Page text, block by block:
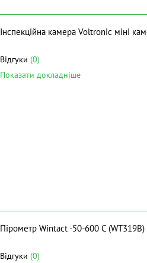
Інспекційна камера Voltronic міні
Відгуки (0)
Показати докладніше
Пірометр Wintact -50-600 C (WT319B)
Відгуки (0)